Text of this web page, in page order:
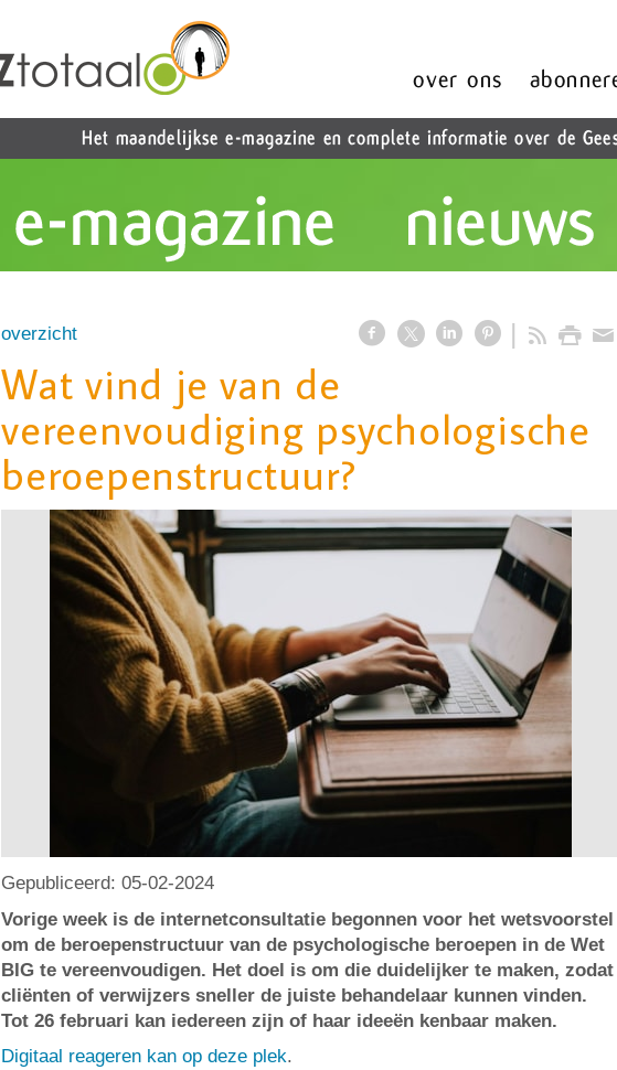
overzicht
Wat vind je van de
vereenvoudiging psychologische
beroepenstructuur?
Gepubliceerd: 05-02-2024
Vorige week is de internetconsultatie begonnen voor het wetsvoorstel
om de beroepenstructuur van de psychologische beroepen in de Wet
BIG te vereenvoudigen. Het doel is om die duidelijker te maken, zodat
cliënten of verwijzers sneller de juiste behandelaar kunnen vinden.
Tot 26 februari kan iedereen zijn of haar ideeën kenbaar maken.
Digitaal reageren kan op deze plek.